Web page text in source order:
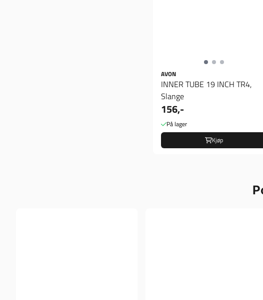
AVON
INNER TUBE 19 INCH TR4,
Slange
156,-
På lager
Kjøp